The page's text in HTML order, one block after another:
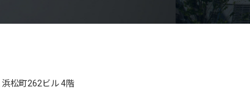
浜松町262ビル 4階